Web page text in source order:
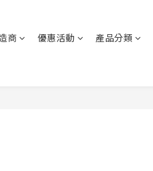
商 優惠活動 產品分類